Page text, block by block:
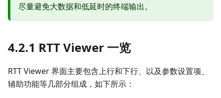
尽量避免大数据和低延时的终端输出。
4.2.1 RTT Viewer 一览
RTT Viewer 界面主要包含上行和下行、以及参数设置项、
辅助功能等几部分组成，如下所示：